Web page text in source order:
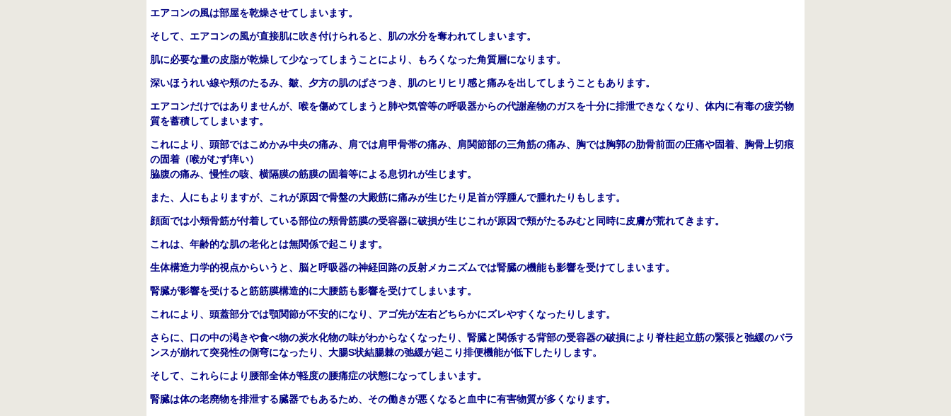
エアコンの風は部屋を乾燥させてしまいます。
そして、エアコンの風が直接肌に吹き付けられると、肌の水分を奪われてしまいます。
肌に必要な量の皮脂が乾燥して少なってしまうことにより、もろくなった角質層になります。
深いほうれい線や頬のたるみ、皺、夕方の肌のぱさつき、肌のヒリヒリ感と痛みを出してしまうこともあります。
エアコンだけではありませんが、喉を傷めてしまうと肺や気管等の呼吸器からの代謝産物のガスを十分に排泄できなくなり、体内に有毒の疲労物
質を蓄積してしまいます。
これにより、頭部ではこめかみ中央の痛み、肩では肩甲骨帯の痛み、 肩関節部の三角筋の痛み、胸では胸郭の肋骨前面の圧痛や固着、胸骨上切痕
の固着（喉がむず痒い）
脇腹の痛み、慢性の咳、横隔膜の筋膜の固着等による息切れが生じます。
また、人にもよりますが、これが原因で骨盤の大殿筋に痛みが生じたり足首が浮腫んで腫れたりもします。
顔面では小頬骨筋が付着している部位の頬骨筋膜の受容器に破損が生じこれが原因で頬がたるみむと同時に皮膚が荒れてきます。
これは、年齢的な肌の老化とは無関係で起こります。
生体構造力学的視点からいうと、脳と呼吸器の神経回路の反射メカニズムでは腎臓の機能も影響を受けてしまいます。
腎臓が影響を受けると筋筋膜構造的に大腰筋も影響を受けてしまいます。
これにより、頭蓋部分では顎関節が不安的になり、アゴ先が左右どちらかにズレやすくなったりします。
さらに、口の中の渇きや食べ物の炭水化物の味がわからなくなったり、腎臓と関係する背部の受容器の破損により脊柱起立筋の緊張と弛緩のバラ
ンスが崩れて突発性の側弯になったり、大腸S状結腸棘の弛緩が起こり排便機能が低下したりします。
そして、これらにより腰部全体が軽度の腰痛症の状態になってしまいます。
腎臓は体の老廃物を排泄する臓器でもあるため、その働きが悪くなると血中に有害物質が多くなります。